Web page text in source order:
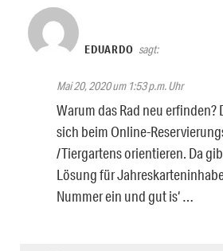
EDUARDO sagt:
Mai 20, 2020 um 1:53 p.m. Uhr
Warum das Rad neu erfinden?
sich beim Online-
/Tiergartens orientieren. Da
Lösung für
Nummer ein und gut is‘ …